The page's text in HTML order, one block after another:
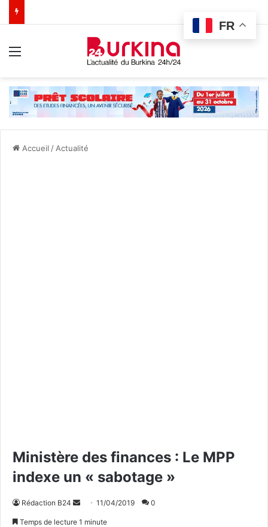
Accueil / Actualité
Ministère des finances : Le MPP
indexe un « sabotage »
Rédaction B24 11/04/2019 0
Temps de lecture 1 minute
FR